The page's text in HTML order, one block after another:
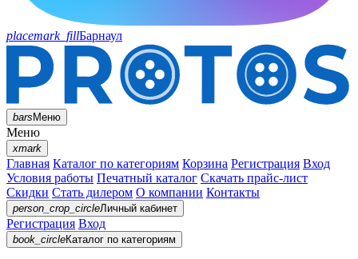
placemark_fillБарнаул
barsМеню
Меню
xmark
Главная Каталог по категориям Корзина Регистрация Вход
Условия работы Печатный каталог Скачать прайс-лист
Скидки Стать дилером О компании Контакты
person_crop_circleЛичный кабинет
Регистрация Вход
book_circleКаталог по категориям